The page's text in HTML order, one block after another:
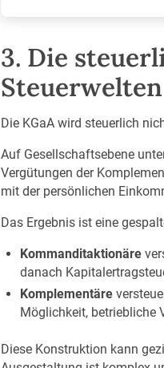
3. Die
Steuerwelten
Die KGaA wird steuerlich
Auf Gesellschaftsebene
Vergütungen der
mit der persönlichen
Das Ergebnis ist eine
Kommanditaktionäre
danach
Komplementäre
Möglichkeit, betriebliche
Diese Konstruktion kann